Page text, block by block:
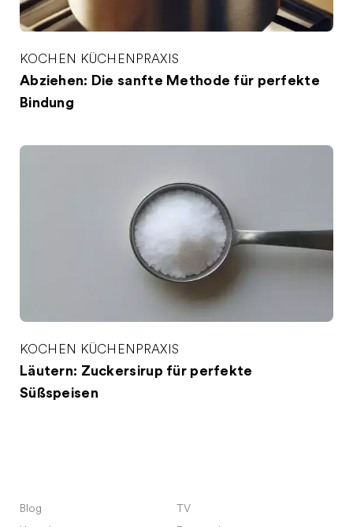
KOCHEN KÜCHENPRAXIS
Abziehen: Die sanfte Methode für perfekte
Bindung
KOCHEN KÜCHENPRAXIS
Läutern: Zuckersirup für perfekte
Süßspeisen
Blog
TV